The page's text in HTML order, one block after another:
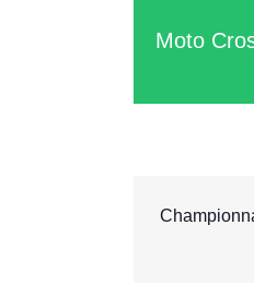
Moto